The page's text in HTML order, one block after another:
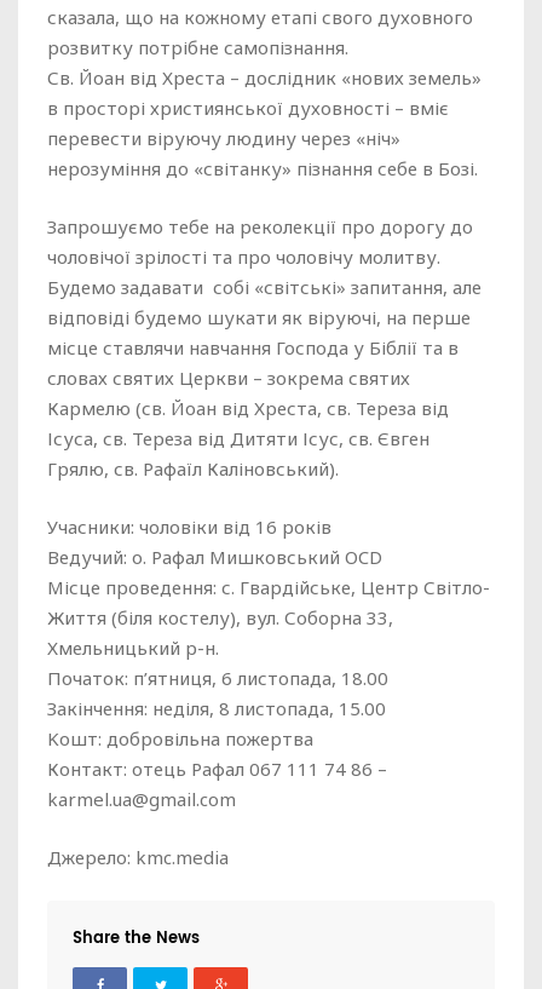
сказала, що на кожному етапі свого духовного
розвитку потрібне самопізнання.
Св. Йоан від Хреста – дослідник «нових земель»
в просторі християнської духовності – вміє
перевести віруючу людину через «ніч»
нерозуміння до «світанку» пізнання себе в Бозі.
Запрошуємо тебе на реколекції про дорогу до
чоловічої зрілості та про чоловічу молитву.
Будемо задавати собі «світські» запитання, але
відповіді будемо шукати як віруючі, на перше
місце ставлячи навчання Господа у Біблії та в
словах святих Церкви – зокрема святих
Кармелю (св. Йоан від Хреста, св. Тереза від
Ісуса, св. Тереза від Дитяти Ісус, св. Євген
Грялю, св. Рафаїл Каліновський).
Учасники: чоловіки від 16 років
Ведучий: о. Рафал Мишковський OCD
Місце проведення: с. Гвардійське, Центр Світло-
Життя (біля костелу), вул. Соборна 33,
Хмельницький р-н.
Початок: п’ятниця, 6 листопада, 18.00
Закінчення: неділя, 8 листопада, 15.00
Kошт: добровільна пожертва
Контакт: отець Рафал 067 111 74 86 –
karmel.ua@gmail.com
Джерело: kmc.media
Share the News